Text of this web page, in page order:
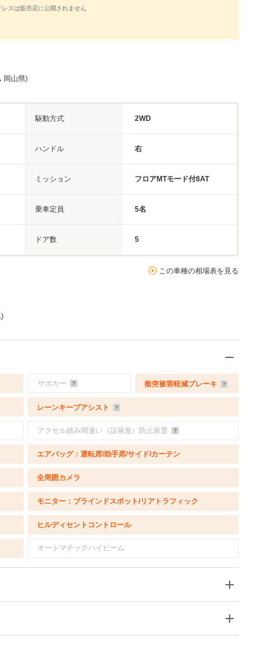
スは販売店に公開されません
岡山県)
駆動方式 2WD
ハンドル 右
ミッション フロアMTモード付8AT
乗車定員 5名
ドア数 5
この車種の相場表を見る
)
サポカー 衝突被害軽減ブレーキ
レーンキープアシスト
アクセル踏み間違い（誤発進）防止装置
エアバッグ：運転席/助手席/サイド/カーテン
全周囲カメラ
モニター：ブラインドスポット/リアトラフィック
ヒルディセントコントロール
オートマチックハイビーム